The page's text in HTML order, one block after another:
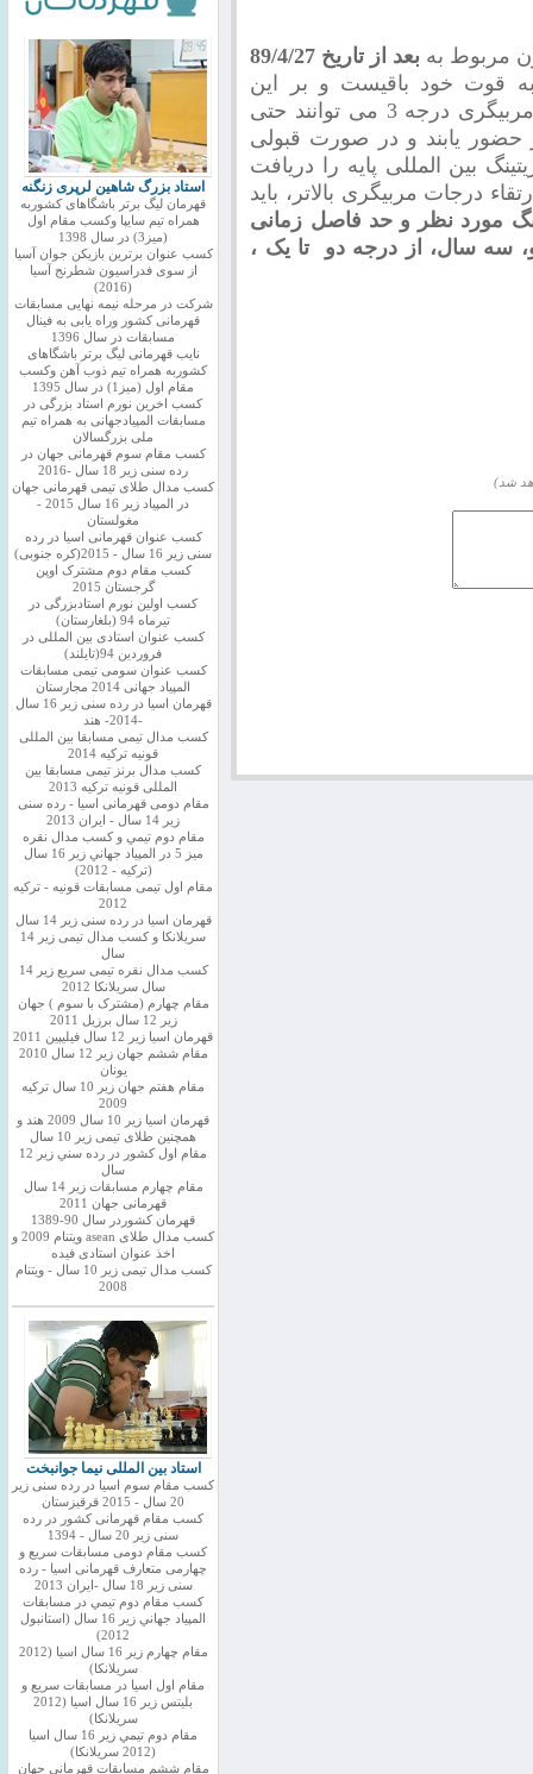
مربوط به بعد از تاریخ 89/4/27
قوت خود باقیست و بر این
اساس داوطلبان جهت دریافت مدرک مربیگری درجه 3 می توانند حتی
حضور یابند و در صورت قبولی
بین المللی پایه را دریافت
درجات مربیگری بالاتر، باید
مورد نظر و حد فاصل زمانی
سه سال، از درجه دو تا یک ،
شد)
استاد بزرگ شاهین لرپری زنگنه
قهرمان لیگ برتر باشگاهای کشوربه
همراه تیم سایپا وکسب مقام اول
(میز3) در سال 1398
کسب عنوان برترین بازیکن جوان آسیا
از سوی فدراسیون شطرنج آسیا
(2016)
شرکت در مرحله نیمه نهایی مسابقات
قهرمانی کشور وراه یابی به فینال
مسابقات در سال 1396
نایب قهرمانی لیگ برتر باشگاهای
کشوربه همراه تیم ذوب آهن وکسب
مقام اول (میز1) در سال 1395
کسب اخرین نورم استاد بزرگی در
مسابقات المپیادجهانی به همراه تیم
ملی بزرگسالان
کسب مقام سوم قهرمانی جهان در
رده سنی زیر 18 سال -2016
کسب مدال طلای تیمی قهرمانی جهان
در المپیاد زیر 16 سال 2015 -
مغولستان
کسب عنوان قهرمانی اسیا در رده
سنی زیر 16 سال - 2015(کره جنوبی)
کسب مقام دوم مشترک اوپن
گرجستان 2015
کسب اولین نورم استادبزرگی در
تیرماه 94 (بلغارستان)
کسب عنوان استادی بین المللی در
فروردین 94(تایلند)
کسب عنوان سومی تیمی مسابقات
المپیاد جهانی 2014 مجارستان
قهرمان اسیا در رده سنی زیر 16 سال
-2014- هند
کسب مدال تیمی مسابقا بین المللی
قونیه ترکیه 2014
کسب مدال برنز تیمی مسابقا بین
المللی قونیه ترکیه 2013
مقام دومی قهرمانی اسیا - رده سنی
زیر 14 سال - ایران 2013
مقام دوم تيمي و كسب مدال نقره
ميز 5 در المپياد جهاني زير 16 سال
(تركيه - 2012)
مقام اول تیمی مسابقات قونیه - ترکیه
2012
قهرمان اسیا در رده سنی زیر 14 سال
سريلانكا و کسب مدال تیمی زیر 14
سال
کسب مدال نقره تیمی سریع زیر 14
سال سریلانکا 2012
مقام چهارم (مشترک با سوم ) جهان
زیر 12 سال برزیل 2011
قهرمان اسيا زير 12 سال فیلیپین 2011
مقام ششم جهان زیر 12 سال 2010
یونان
مقام هفتم جهان زیر 10 سال ترکیه
2009
قهرمان اسيا زیر 10 سال 2009 هند و
همچنین طلای تیمی زیر 10 سال
مقام اول كشور در رده سني زير 12
سال
مقام چهارم مسابقات زیر 14 سال
قهرمانی جهان 2011
قهرمان کشوردر سال 90-1389
کسب مدال طلای asean ویتنام 2009 و
اخذ عنوان استادی فیده
کسب مدال تیمی زیر 10 سال - ویتنام
2008
استاد بین المللی نیما جوانبخت
کسب مقام سوم اسیا در رده سنی زیر
20 سال - 2015 قرقیزستان
کسب مقام قهرمانی کشور در رده
سنی زیر 20 سال - 1394
کسب مقام دومی مسابقات سریع و
چهارمی متعارف قهرمانی اسیا - رده
سنی زیر 18 سال -ایران 2013
كسب مقام دوم تيمي در مسابقات
المپياد جهاني زير 16 سال (استانبول
2012)
مقام چهارم زير 16 سال اسيا (2012
سريلانكا)
مقام اول اسيا در مسابقات سريع و
بليتس زير 16 سال اسيا (2012
سريلانكا)
مقام دوم تيمي زير 16 سال اسيا
(2012 سريلانكا)
مقام ششم مسابقات قهرمانی جهان